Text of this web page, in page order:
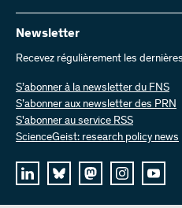
Envoyer des factures
Travailler chez nous
Offres d’emploi
Vous trouverez ici des
recherche et les subsides
Recherche de projets
Newsletter
Recevez régulièrement les
S’abonner à la newsletter du FNS
S’abonner aux newsletter des PRN
S'abonner au service RSS
ScienceGeist: research policy news